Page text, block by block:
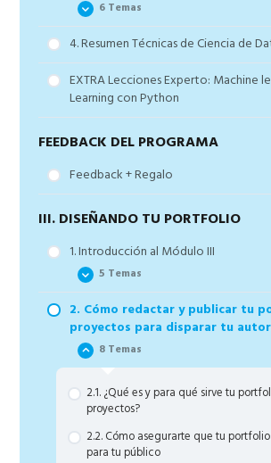
2.2 Empezando con SPSS
2.3 Visión Global de Excel
6 Temas
Proyecto 1 – Comparación de
Anestesia
Proyecto 2 – Análisis Crecimiento
Proyecto 3 – Análisis de Votantes de
Proyecto 4 – Análisis de
de Averías
Proyectos ML – 4 Proyectos sencillos
WORK IN PROCESS — Se están
proyectos … un poco de paciencia —
4. Resumen Técnicas de Ciencia de
EXTRA Lecciones Experto: Machine
Learning con Python
FEEDBACK DEL PROGRAMA
Feedback + Regalo
III. DISEÑANDO TU PORTFOLIO
1. Introducción al Módulo III
5 Temas
1.1. Objetivos del módulo III
1.2. El marketing de la respuesta
marketing de toda la vida o branding
1.3. Qué son los disparadores del
o los gatillos mentales
1.4. Cuáles son los gatillos mentales
activaremos con nuestro contenido
2. Cómo redactar y publicar tu
proyectos para disparar tu
8 Temas
2.1. ¿Qué es y para qué sirve tu
proyectos?
2.2. Cómo asegurarte que tu
para tu público